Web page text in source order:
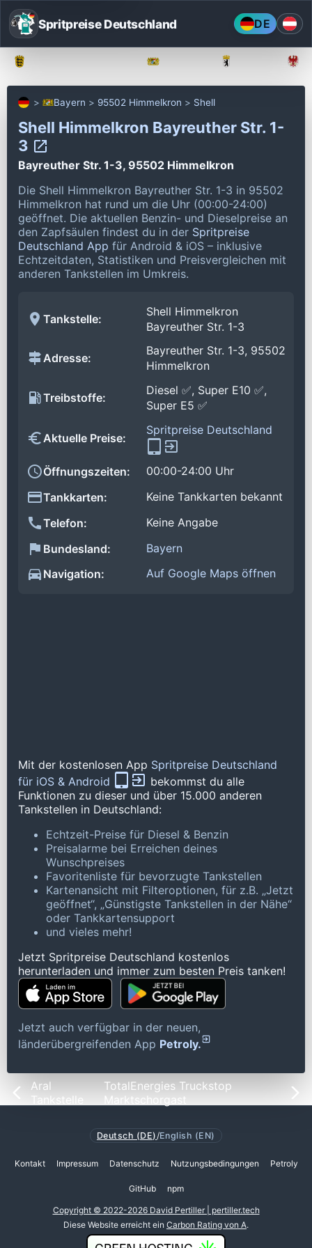
Spritpreise Deutschland DE
Bayern 95502 Himmelkron Shell
Shell Himmelkron Bayreuther Str. 1-
3
Bayreuther Str. 1-3, 95502 Himmelkron
Die Shell Himmelkron Bayreuther Str. 1-3 in 95502
Himmelkron hat rund um die Uhr (00:00-24:00)
geöffnet. Die aktuellen Benzin- und Dieselpreise an
den Zapfsäulen findest du in der Spritpreise
Deutschland App für Android & iOS – inklusive
Echtzeitdaten, Statistiken und Preisvergleichen mit
anderen Tankstellen im Umkreis.
Tankstelle:
Shell Himmelkron
Bayreuther Str. 1-3
Adresse:
Bayreuther Str. 1-3, 95502
Himmelkron
Treibstoffe:
Diesel ✅, Super E10 ✅,
Super E5 ✅
Aktuelle Preise:
Spritpreise Deutschland
Öffnungszeiten:
00:00-24:00 Uhr
Tankkarten:
Keine Tankkarten bekannt
Telefon:
Keine Angabe
Bundesland:
Bayern
Navigation:
Auf Google Maps öffnen
Mit der kostenlosen App Spritpreise Deutschland
für iOS & Android
bekommst du alle
Funktionen zu dieser und über 15.000 anderen
Tankstellen in Deutschland:
Echtzeit-Preise für Diesel & Benzin
Preisalarme bei Erreichen deines
Wunschpreises
Favoritenliste für bevorzugte Tankstellen
Kartenansicht mit Filteroptionen, für z.B. „Jetzt
geöffnet“, „Günstigste Tankstellen in der Nähe“
oder Tankkartensupport
und vieles mehr!
Jetzt Spritpreise Deutschland kostenlos
herunterladen und immer zum besten Preis tanken!
Jetzt auch verfügbar in der neuen,
länderübergreifenden App Petroly.
Aral
Tankstelle
TotalEnergies Truckstop
Marktschorgast
Deutsch (DE) /English (EN)
Kontakt Impressum Datenschutz Nutzungsbedingungen Petroly
GitHub npm
Copyright © 2022-2026 David Pertiller | pertiller.tech
Diese Website erreicht ein Carbon Rating von A.